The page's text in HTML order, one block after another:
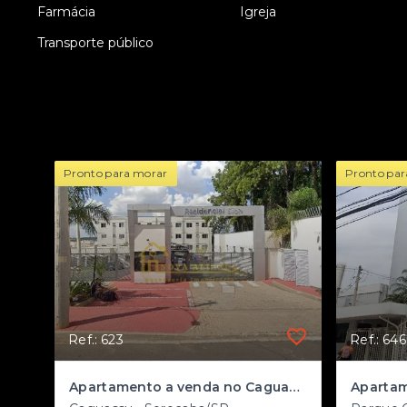
Farmácia
Igreja
Transporte público
Pronto para morar
Ref.: 623
Apartamento a venda no Caguassu
Pronto
Ref.: 646